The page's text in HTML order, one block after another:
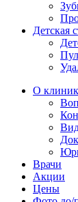
Детская
О
Врачи
Акции
Цены